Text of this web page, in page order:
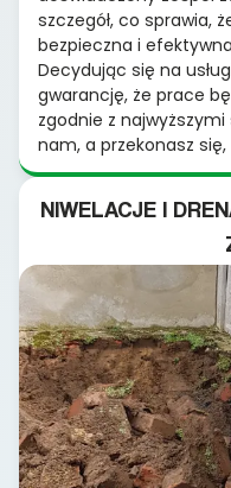
szczegół, co sprawia,
bezpieczna i
Decydując się na
gwarancję, że prace
zgodnie z
nam, a przekonasz
NIWELACJE I